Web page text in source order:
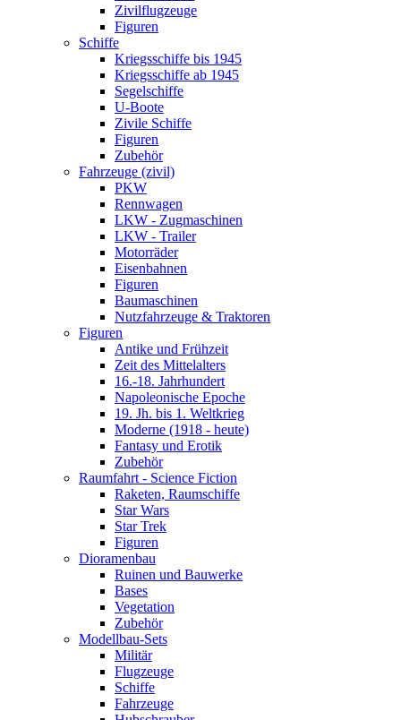
Zivilflugzeuge
Figuren
Schiffe
Kriegsschiffe bis 1945
Kriegsschiffe ab 1945
Segelschiffe
U-Boote
Zivile Schiffe
Figuren
Zubehör
Fahrzeuge (zivil)
PKW
Rennwagen
LKW - Zugmaschinen
LKW - Trailer
Motorräder
Eisenbahnen
Figuren
Baumaschinen
Nutzfahrzeuge & Traktoren
Figuren
Antike und Frühzeit
Zeit des Mittelalters
16.-18. Jahrhundert
Napoleonische Epoche
19. Jh. bis 1. Weltkrieg
Moderne (1918 - heute)
Fantasy und Erotik
Zubehör
Raumfahrt - Science Fiction
Raketen, Raumschiffe
Star Wars
Star Trek
Figuren
Dioramenbau
Ruinen und Bauwerke
Bases
Vegetation
Zubehör
Modellbau-Sets
Militär
Flugzeuge
Schiffe
Fahrzeuge